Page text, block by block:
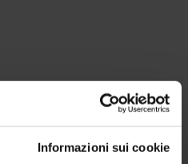
Informazioni sui cookie